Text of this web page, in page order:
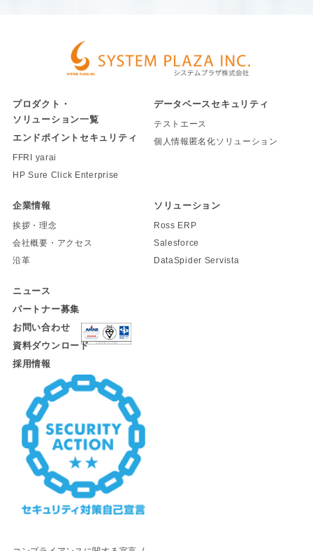
プロダクト・
ソリューション一覧
エンドポイントセキュリティ
FFRI yarai
HP Sure Click Enterprise
データベースセキュリティ
テストエース
個人情報匿名化ソリューション
企業情報
挨拶・理念
会社概要・アクセス
沿革
ソリューション
Ross ERP
Salesforce
DataSpider Servista
ニュース
パートナー募集
お問い合わせ
資料ダウンロード
採用情報